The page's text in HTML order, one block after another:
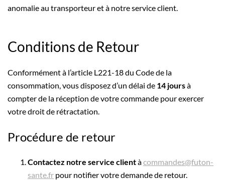
anomalie au transporteur et à notre service client.
Conditions de Retour
Conformément à l’article L221-18 du Code de la
consommation, vous disposez d’un délai de 14 joursà
compter de la réception de votre commande pour exercer
votre droit de rétractation.
Procédure de retour
Contactez notre service clientàcommandes@futon-
sante.fr pour notifier votre demande de retour.